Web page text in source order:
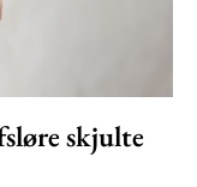
skjulte